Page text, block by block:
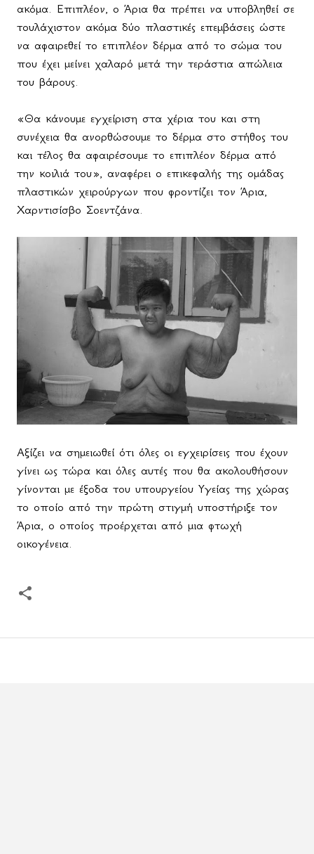
ακόμα. Επιπλέον, ο Άρια θα πρέπει να υποβληθεί σε
τουλάχιστον ακόμα δύο πλαστικές επεμβάσεις ώστε
να αφαιρεθεί το επιπλέον δέρμα από το σώμα του
που έχει μείνει χαλαρό μετά την τεράστια απώλεια
του βάρους.
«Θα κάνουμε εγχείριση στα χέρια του και στη
συνέχεια θα ανορθώσουμε το δέρμα στο στήθος του
και τέλος θα αφαιρέσουμε το επιπλέον δέρμα από
την κοιλιά του», αναφέρει ο επικεφαλής της ομάδας
πλαστικών χειρούργων που φροντίζει τον Άρια,
Χαρντισίσβο Σοεντζάνα.
Αξίζει να σημειωθεί ότι όλες οι εγχειρίσεις που έχουν
γίνει ως τώρα και όλες αυτές που θα ακολουθήσουν
γίνονται με έξοδα του υπουργείου Υγείας της χώρας
το οποίο από την πρώτη στιγμή υποστήριξε τον
Άρια, ο οποίος προέρχεται από μια φτωχή
οικογένεια.